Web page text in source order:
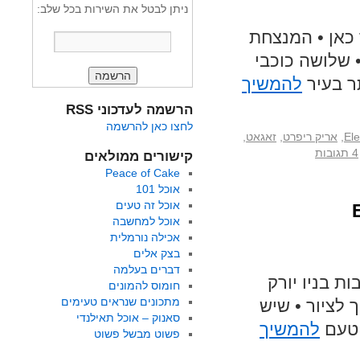
כבר כאן • המנצחת
שלושה כוכבי
בעיר להמשיך
אריק ריפרט זאגאט
4 תגובות
בניו יורק
לציור • שיש
טעם להמשיך
ניתן לבטל את השירות בכל שלב:
הרשמה לעדכוני RSS
לחצו כאן להרשמה
קישורים ממולאים
Peace of Cake
אוכל 101
אוכל זה טעים
אוכל למחשבה
אכילה נורמלית
בצק אלים
דברים בעלמה
חומוס להמונים
מתכונים שנראים טעימים
סאנוק – אוכל תאילנדי
פשוט מבשל פשוט